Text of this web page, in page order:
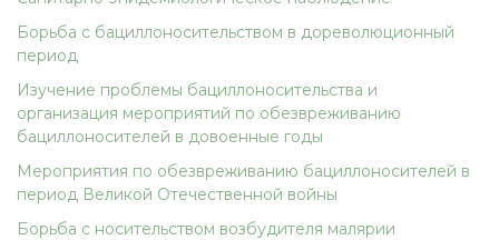
Борьба с бациллоносительством в дореволюционный
период
Изучение проблемы бациллоносительства и
организация мероприятий по обезвреживанию
бациллоносителей в довоенные годы
Мероприятия по обезвреживанию бациллоносителей в
период Великой Отечественной войны
Борьба с носительством возбудителя малярии